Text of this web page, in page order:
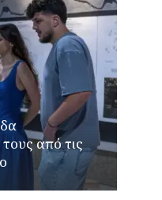
τους από τις